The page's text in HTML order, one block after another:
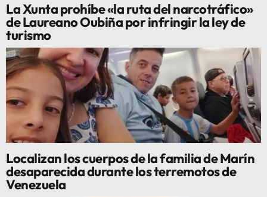
La Xunta prohíbe «la ruta del narcotráfico»
de Laureano Oubiña por infringir la ley de
turismo
Localizan los cuerpos de la familia de Marín
desaparecida durante los terremotos de
Venezuela